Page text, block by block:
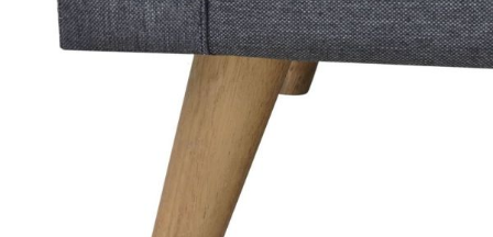
Купи на изплащане
Credit calculator
Двуместен диван, плат, тъмносив
Please select credit institution
€157.00
Extraction of information from credit institutions
Предоставената таблица е с информационна цел.
Добавете продукта в количката си с бутона "Добави в
количката" и при поръчка ще можете да изберете броя
вноски на кредита.